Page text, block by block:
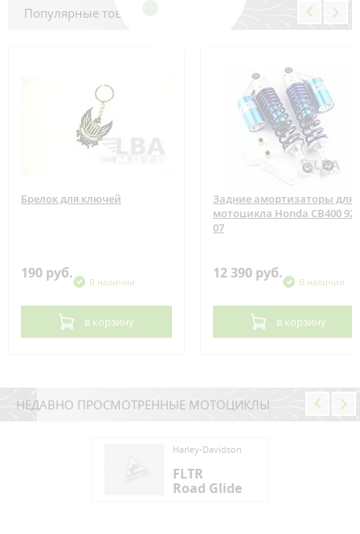
Популярные товары
Брелок для ключей
190 руб.
В наличии
в корзину
Задние амортизаторы для
мотоцикла Honda CB400 92-
07
12 390 руб.
В наличии
в корзину
НЕДАВНО ПРОСМОТРЕННЫЕ МОТОЦИКЛЫ
Harley-Davidson
FLTR
Road Glide